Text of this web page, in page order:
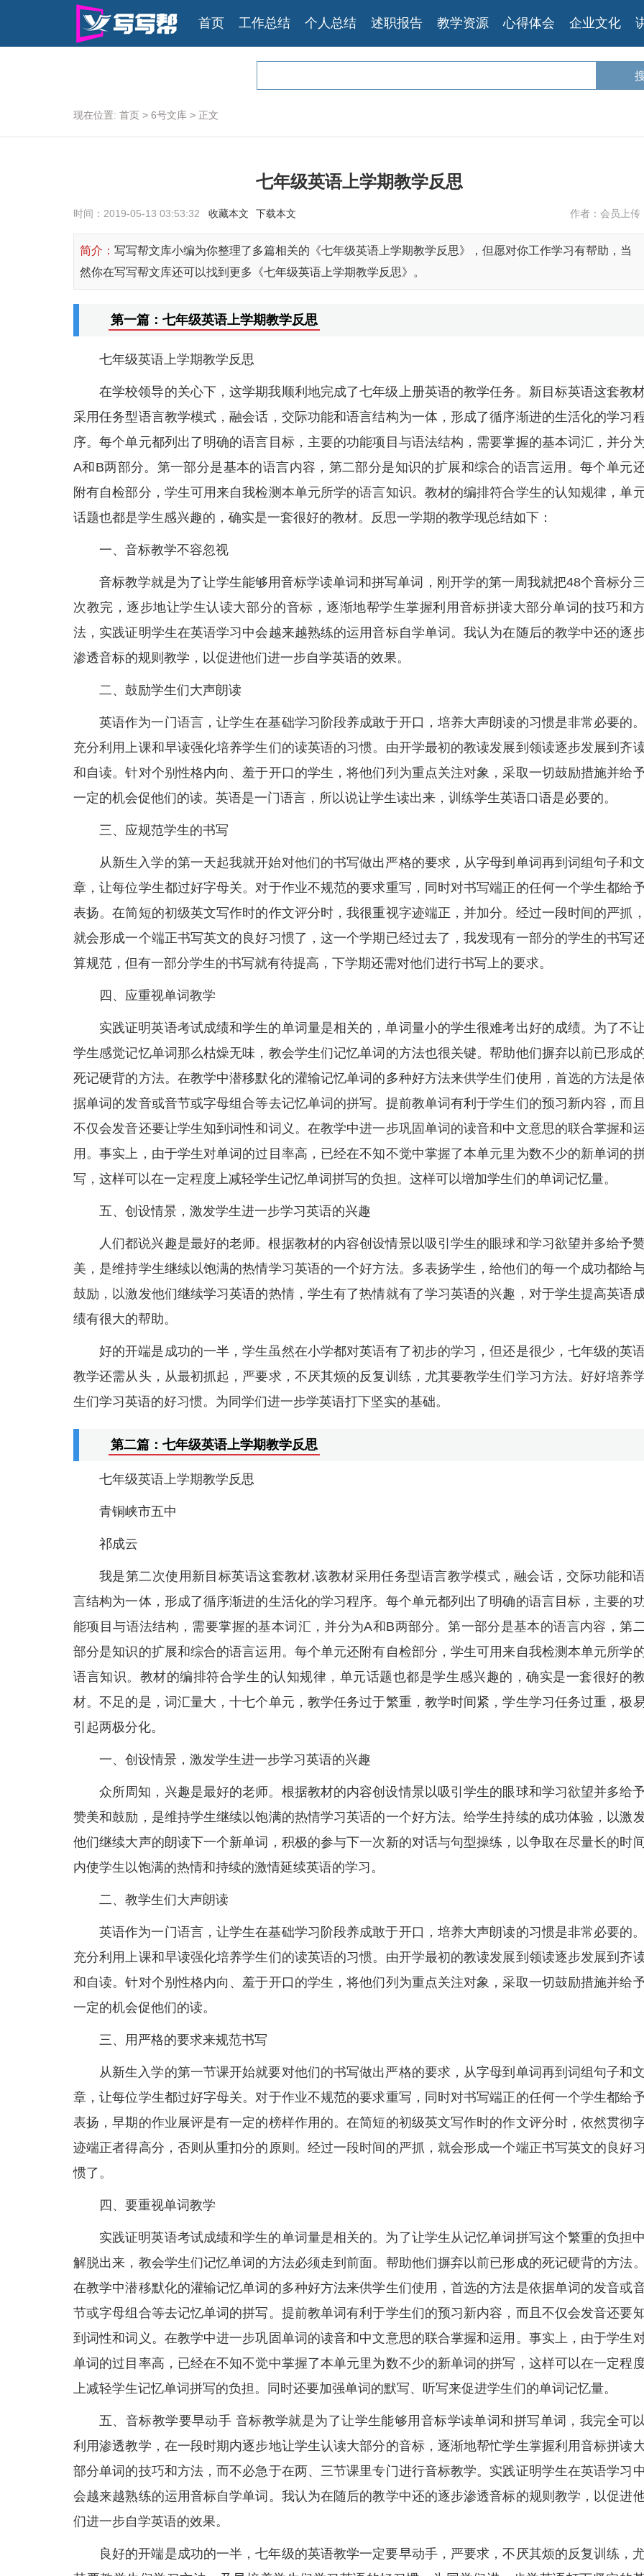
首页 工作总结 个人总结 述职报告 教学资源 心得体会 企业文化
现在位置: 首页 > 6号文库 > 正文
七年级英语上学期教学反思
时间：2019-05-13 03:53:32 收藏本文 下载本文 作者：会员上传
简介： 写写帮文库小编为你整理了多篇相关的《七年级英语上学期教学反思》，但愿对你工作学习有帮助，当
然你在写写帮文库还可以找到更多《七年级英语上学期教学反思》。
第一篇：七年级英语上学期教学反思
七年级英语上学期教学反思
在学校领导的关心下，这学期我顺利地完成了七年级上册英语的教学任务。新目标英语这套教
采用任务型语言教学模式，融会话，交际功能和语言结构为一体，形成了循序渐进的生活化的学习
序。每个单元都列出了明确的语言目标，主要的功能项目与语法结构，需要掌握的基本词汇，并分
A和B两部分。第一部分是基本的语言内容，第二部分是知识的扩展和综合的语言运用。每个单元
附有自检部分，学生可用来自我检测本单元所学的语言知识。教材的编排符合学生的认知规律，单
话题也都是学生感兴趣的，确实是一套很好的教材。反思一学期的教学现总结如下：
一、音标教学不容忽视
音标教学就是为了让学生能够用音标学读单词和拼写单词，刚开学的第一周我就把48个音标分
次教完，逐步地让学生认读大部分的音标，逐渐地帮学生掌握利用音标拼读大部分单词的技巧和
法，实践证明学生在英语学习中会越来越熟练的运用音标自学单词。我认为在随后的教学中还的逐
渗透音标的规则教学，以促进他们进一步自学英语的效果。
二、鼓励学生们大声朗读
英语作为一门语言，让学生在基础学习阶段养成敢于开口，培养大声朗读的习惯是非常必要的。
充分利用上课和早读强化培养学生们的读英语的习惯。由开学最初的教读发展到领读逐步发展到齐
和自读。针对个别性格内向、羞于开口的学生，将他们列为重点关注对象，采取一切鼓励措施并给
一定的机会促他们的读。英语是一门语言，所以说让学生读出来，训练学生英语口语是必要的。
三、应规范学生的书写
从新生入学的第一天起我就开始对他们的书写做出严格的要求，从字母到单词再到词组句子和文
章，让每位学生都过好字母关。对于作业不规范的要求重写，同时对书写端正的任何一个学生都给
表扬。在简短的初级英文写作时的作文评分时，我很重视字迹端正，并加分。经过一段时间的严抓，
就会形成一个端正书写英文的良好习惯了，这一个学期已经过去了，我发现有一部分的学生的书写
算规范，但有一部分学生的书写就有待提高，下学期还需对他们进行书写上的要求。
四、应重视单词教学
实践证明英语考试成绩和学生的单词量是相关的，单词量小的学生很难考出好的成绩。为了不让
学生感觉记忆单词那么枯燥无味，教会学生们记忆单词的方法也很关键。帮助他们摒弃以前已形成
死记硬背的方法。在教学中潜移默化的灌输记忆单词的多种好方法来供学生们使用，首选的方法是
据单词的发音或音节或字母组合等去记忆单词的拼写。提前教单词有利于学生们的预习新内容，而且
不仅会发音还要让学生知到词性和词义。在教学中进一步巩固单词的读音和中文意思的联合掌握和
用。事实上，由于学生对单词的过目率高，已经在不知不觉中掌握了本单元里为数不少的新单词的
写，这样可以在一定程度上减轻学生记忆单词拼写的负担。这样可以增加学生们的单词记忆量。
五、创设情景，激发学生进一步学习英语的兴趣
人们都说兴趣是最好的老师。根据教材的内容创设情景以吸引学生的眼球和学习欲望并多给予
美，是维持学生继续以饱满的热情学习英语的一个好方法。多表扬学生，给他们的每一个成功都给
鼓励，以激发他们继续学习英语的热情，学生有了热情就有了学习英语的兴趣，对于学生提高英语
绩有很大的帮助。
好的开端是成功的一半，学生虽然在小学都对英语有了初步的学习，但还是很少，七年级的英
教学还需从头，从最初抓起，严要求，不厌其烦的反复训练，尤其要教学生们学习方法。好好培养
生们学习英语的好习惯。为同学们进一步学英语打下坚实的基础。
第二篇：七年级英语上学期教学反思
七年级英语上学期教学反思
青铜峡市五中
祁成云
我是第二次使用新目标英语这套教材,该教材采用任务型语言教学模式，融会话，交际功能和
言结构为一体，形成了循序渐进的生活化的学习程序。每个单元都列出了明确的语言目标，主要的
能项目与语法结构，需要掌握的基本词汇，并分为A和B两部分。第一部分是基本的语言内容，第
部分是知识的扩展和综合的语言运用。每个单元还附有自检部分，学生可用来自我检测本单元所学
语言知识。教材的编排符合学生的认知规律，单元话题也都是学生感兴趣的，确实是一套很好的教
材。不足的是，词汇量大，十七个单元，教学任务过于繁重，教学时间紧，学生学习任务过重，极
引起两极分化。
一、创设情景，激发学生进一步学习英语的兴趣
众所周知，兴趣是最好的老师。根据教材的内容创设情景以吸引学生的眼球和学习欲望并多给予
赞美和鼓励，是维持学生继续以饱满的热情学习英语的一个好方法。给学生持续的成功体验，以激
他们继续大声的朗读下一个新单词，积极的参与下一次新的对话与句型操练，以争取在尽量长的时间
内使学生以饱满的热情和持续的激情延续英语的学习。
二、教学生们大声朗读
英语作为一门语言，让学生在基础学习阶段养成敢于开口，培养大声朗读的习惯是非常必要的。
充分利用上课和早读强化培养学生们的读英语的习惯。由开学最初的教读发展到领读逐步发展到齐
和自读。针对个别性格内向、羞于开口的学生，将他们列为重点关注对象，采取一切鼓励措施并给
一定的机会促他们的读。
三、用严格的要求来规范书写
从新生入学的第一节课开始就要对他们的书写做出严格的要求，从字母到单词再到词组句子和文
章，让每位学生都过好字母关。对于作业不规范的要求重写，同时对书写端正的任何一个学生都给
表扬，早期的作业展评是有一定的榜样作用的。在简短的初级英文写作时的作文评分时，依然贯彻
迹端正者得高分，否则从重扣分的原则。经过一段时间的严抓，就会形成一个端正书写英文的良好习
惯了。
四、要重视单词教学
实践证明英语考试成绩和学生的单词量是相关的。为了让学生从记忆单词拼写这个繁重的负担中
解脱出来，教会学生们记忆单词的方法必须走到前面。帮助他们摒弃以前已形成的死记硬背的方法。
在教学中潜移默化的灌输记忆单词的多种好方法来供学生们使用，首选的方法是依据单词的发音或
节或字母组合等去记忆单词的拼写。提前教单词有利于学生们的预习新内容，而且不仅会发音还要
到词性和词义。在教学中进一步巩固单词的读音和中文意思的联合掌握和运用。事实上，由于学生
单词的过目率高，已经在不知不觉中掌握了本单元里为数不少的新单词的拼写，这样可以在一定程
上减轻学生记忆单词拼写的负担。同时还要加强单词的默写、听写来促进学生们的单词记忆量。
五、音标教学要早动手 音标教学就是为了让学生能够用音标学读单词和拼写单词，我完全可以
利用渗透教学，在一段时期内逐步地让学生认读大部分的音标，逐渐地帮忙学生掌握利用音标拼读
部分单词的技巧和方法，而不必急于在两、三节课里专门进行音标教学。实践证明学生在英语学习中
会越来越熟练的运用音标自学单词。我认为在随后的教学中还的逐步渗透音标的规则教学，以促进
们进一步自学英语的效果。
良好的开端是成功的一半，七年级的英语教学一定要早动手，严要求，不厌其烦的反复训练，